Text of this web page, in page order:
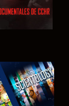
EXPLORA LAS
SERIES